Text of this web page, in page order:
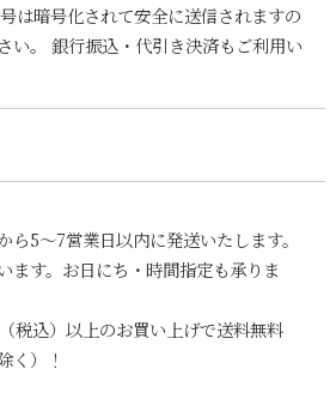
は暗号化されて安全に送信されますの
い。 銀行振込・代引き決済もご利用い
ら5〜7営業日以内に発送いたします。
ます。お日にち・時間指定も承りま
税込）以上のお買い上げで送料無料
く）！